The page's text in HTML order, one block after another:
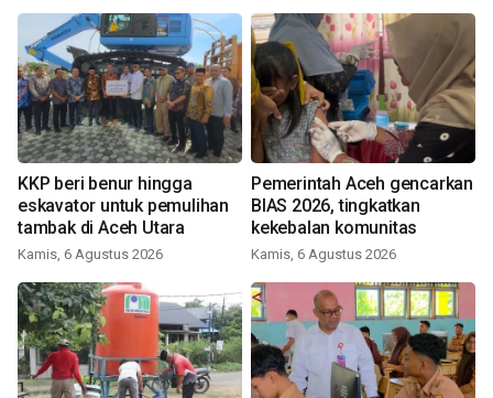
KKP beri benur hingga
eskavator untuk pemulihan
tambak di Aceh Utara
Kamis, 6 Agustus 2026
Pemerintah Aceh gencarkan
BIAS 2026, tingkatkan
kekebalan komunitas
Kamis, 6 Agustus 2026